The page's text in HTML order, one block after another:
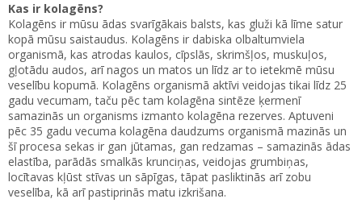
Kas ir kolagēns?
Kolagēns ir mūsu ādas svarīgākais balsts, kas gluži kā līme satur
kopā mūsu saistaudus. Kolagēns ir dabiska olbaltumviela
organismā, kas atrodas kaulos, cīpslās, skrimšļos, muskuļos,
gļotādu audos, arī nagos un matos un līdz ar to ietekmē mūsu
veselību kopumā. Kolagēns organismā aktīvi veidojas tikai līdz 25
gadu vecumam, taču pēc tam kolagēna sintēze ķermenī
samazinās un organisms izmanto kolagēna rezerves. Aptuveni
pēc 35 gadu vecuma kolagēna daudzums organismā mazinās un
šī procesa sekas ir gan jūtamas, gan redzamas – samazinās ādas
elastība, parādās smalkās krunciņas, veidojas grumbiņas,
locītavas kļūst stīvas un sāpīgas, tāpat pasliktinās arī zobu
veselība, kā arī pastiprinās matu izkrišana.